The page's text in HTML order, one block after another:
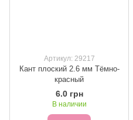
Артикул: 29217
Кант плоский 2.6 мм Тёмно-
красный
6.0 грн
В наличии